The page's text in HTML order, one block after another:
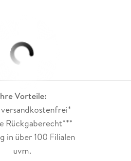
Vorteile:
Rückgaberecht***
in über 100 Filialen
uvm.